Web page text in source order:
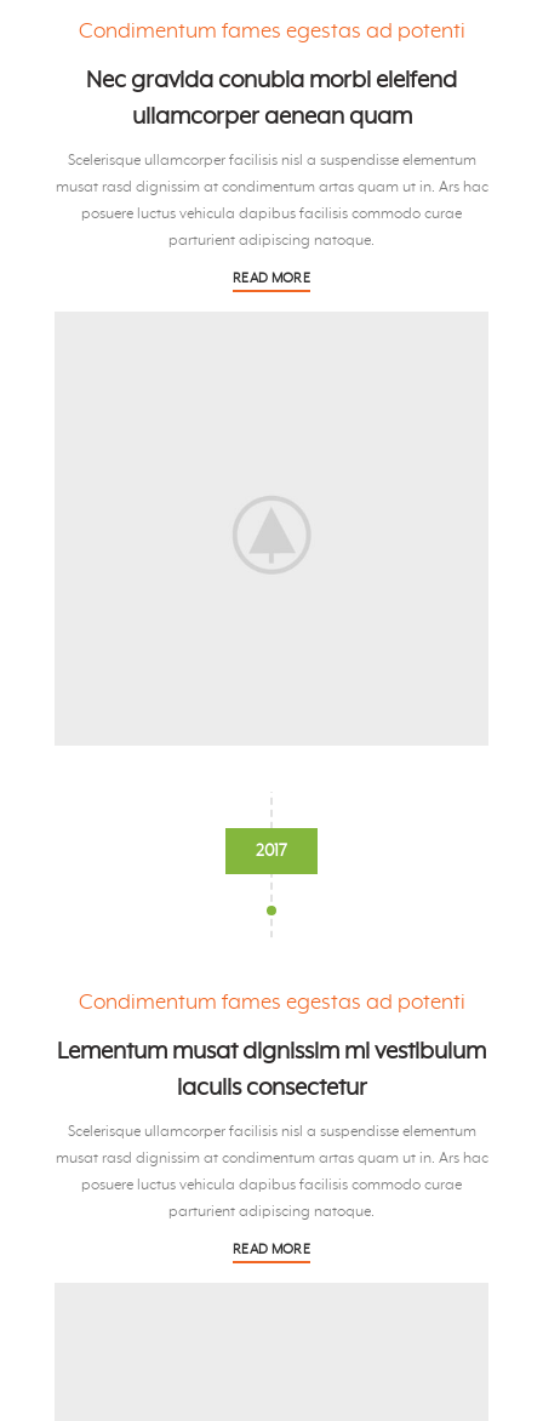
Condimentum fames egestas ad potenti
Nec gravida conubia morbi eleifend
ullamcorper aenean quam
Scelerisque ullamcorper facilisis nisl a suspendisse elementum
musat rasd dignissim at condimentum artas quam ut in. Ars hac
posuere luctus vehicula dapibus facilisis commodo curae
parturient adipiscing natoque.
READ MORE
2017
Condimentum fames egestas ad potenti
Lementum musat dignissim mi vestibulum
iaculis consectetur
Scelerisque ullamcorper facilisis nisl a suspendisse elementum
musat rasd dignissim at condimentum artas quam ut in. Ars hac
posuere luctus vehicula dapibus facilisis commodo curae
parturient adipiscing natoque.
READ MORE